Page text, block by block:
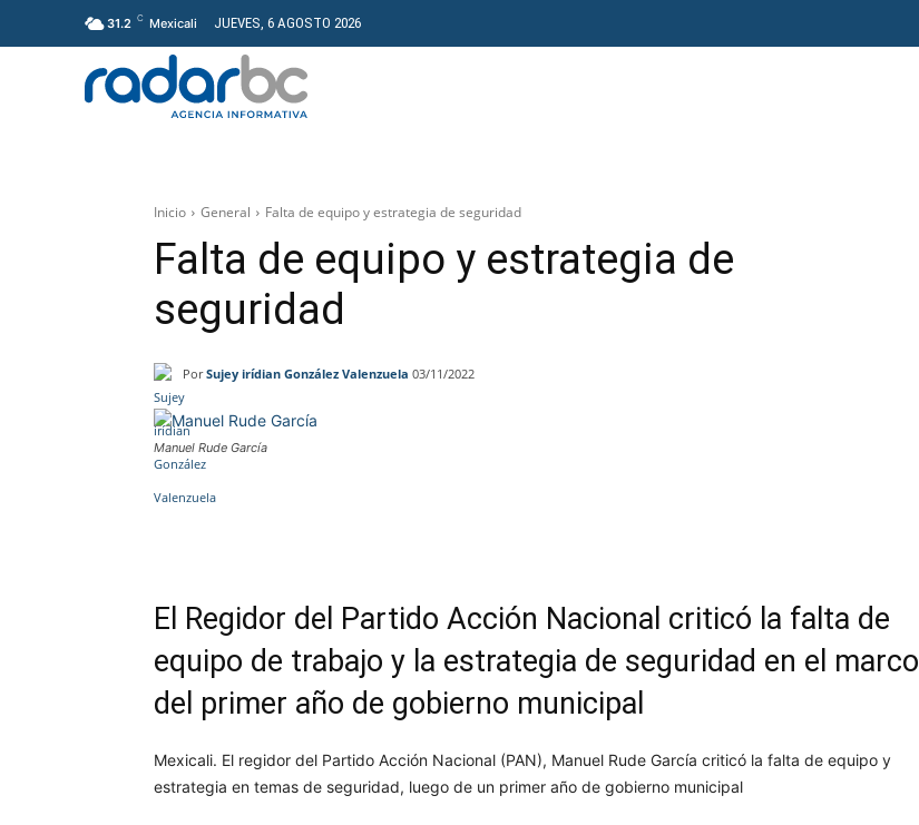
31.2 C Mexicali JUEVES, 6 AGOSTO 2026
Inicio General Falta de equipo y estrategia de seguridad
Falta de equipo y estrategia de
seguridad
Por Sujey irídian González Valenzuela 03/11/2022
Manuel Rude García
El Regidor del Partido Acción Nacional criticó la falta de
equipo de trabajo y la estrategia de seguridad en el marco
del primer año de gobierno municipal
Mexicali. El regidor del Partido Acción Nacional (PAN), Manuel Rude García criticó la falta de equipo y
estrategia en temas de seguridad, luego de un primer año de gobierno municipal